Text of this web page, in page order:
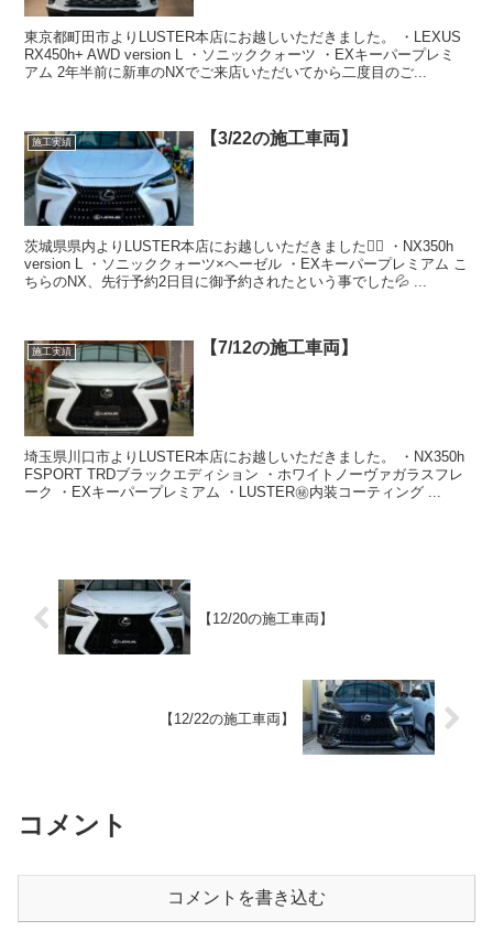
東京都町田市よりLUSTER本店にお越しいただきました。 ・LEXUS
RX450h+ AWD version L ・ソニッククォーツ ・EXキーパープレミ
アム 2年半前に新車のNXでご来店いただいてから二度目のご...
施工実績 【3/22の施工車両】
茨城県県内よりLUSTER本店にお越しいただきました🙇‍♂️ ・NX350h
version L ・ソニッククォーツ×ヘーゼル ・EXキーパープレミアム こ
ちらのNX、先行予約2日目に御予約されたという事でした💦 ...
施工実績 【7/12の施工車両】
埼玉県川口市よりLUSTER本店にお越しいただきました。 ・NX350h
FSPORT TRDブラックエディション ・ホワイトノーヴァガラスフレ
ーク ・EXキーパープレミアム ・LUSTER㊙️内装コーティング ...
【12/20の施工車両】
【12/22の施工車両】
コメント
コメントを書き込む